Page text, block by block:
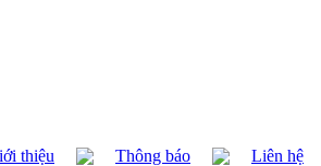
thiệu Thông báo Liên hệ